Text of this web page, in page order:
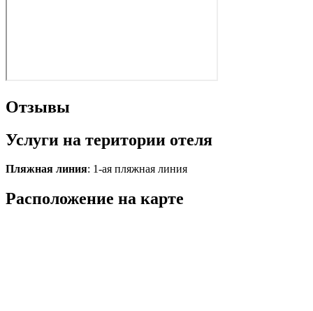
Отзывы
Услуги на територии отеля
Пляжная линия: 1-ая пляжная линия
Расположение на карте